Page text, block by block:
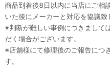
商品到着後8日以内に当店にご相
いた後にメーカーと対応を協議致
※判断が難しい事例につきまして
だく場合がございます。
※店舗様にて修理後のご報告につ
す。